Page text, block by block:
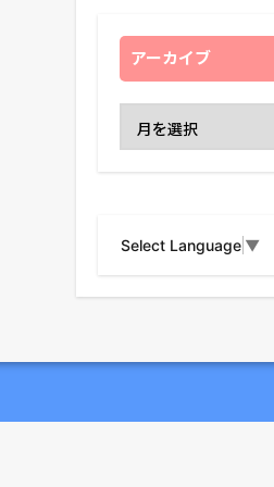
アーカイブ
Select Language ▼